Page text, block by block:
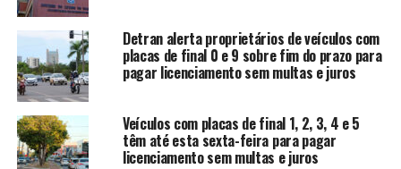
Detran alerta proprietários de veículos com
placas de final 0 e 9 sobre fim do prazo para
pagar licenciamento sem multas e juros
Veículos com placas de final 1, 2, 3, 4 e 5
têm até esta sexta-feira para pagar
licenciamento sem multas e juros